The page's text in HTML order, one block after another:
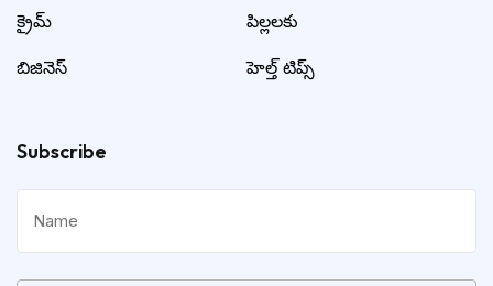
క్రైమ్
బిజినెస్
పిల్లలకు
హెల్త్ టిప్స్
Subscribe